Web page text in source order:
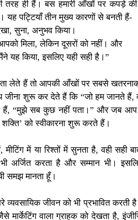
ही हैं। बस हमारी आँखों पर कपड़े की
पट्टियाँ तीन मुख्य कारणों से बनती हैं-
सुना, अनुभव किया।
मिला, लेकिन दूसरों को नहीं। और
यह किया, इसलिए यही सही है।”
लेते हैं तो आपकी आँखों पर सबसे
जीना शुरू कर देते हैं कि “जो हम जानते
हैं, “मुझे सब कुछ नहीं पता।” और जब
को स्वीकारना शुरू करते हैं।
में या रिश्तों में सुनता है, वही सही
अर्जित करता है और सम्मान भी।
समझ मानता हूँ।
व्यवसायिक जीवन को भी प्रभावित करती
मार्केटिंग वाला ग्राहक को देखता है,